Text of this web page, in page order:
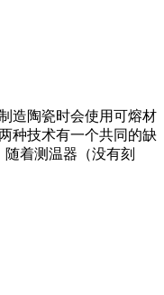
造陶瓷时会使用可熔材
种技术有一个共同的缺
着测温器（没有刻